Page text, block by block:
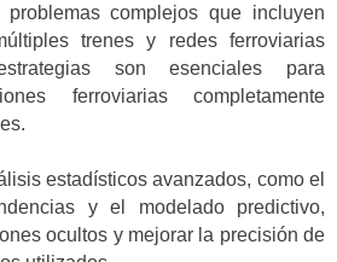
complejos que incluyen
trenes y redes ferroviarias
son esenciales para
ferroviarias completamente
estadísticos avanzados, como el
y el modelado predictivo,
ocultos y mejorar la precisión de